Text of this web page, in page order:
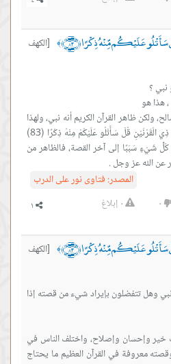
عَلَيْكُم مِّنْهُ ذِكْرًا ﴿٨٣﴾ ﴾
[الكهف
ولكن ظاهر القرآن الكريم أنه نبي، ولهذا
قال الله عز وجل: وَيَسْأَلُونَكَ عَنْ ذِي الْقَرْنَيْنِ قُلْ سَأَتْلُو عَلَيْكُمْ مِنْهُ ذِكْرًا (83)
كُلِّ شَيْءٍ سَبَبًا إلى آخر القصة، فالظاهر من
عن الله عز وجل .
المصدر:فتاوى نور على الدرب
٠ ٠ إبلاغ
عَلَيْكُم مِّنْهُ ذِكْرًا ﴿٨٣﴾ ﴾
[الكهف
وهل تتفضلون بإيراد شيء من قصته إذا
وإحسان وإصلاح، واختلف الناس في
معروفة في القرآن العظيم ما يحتاج